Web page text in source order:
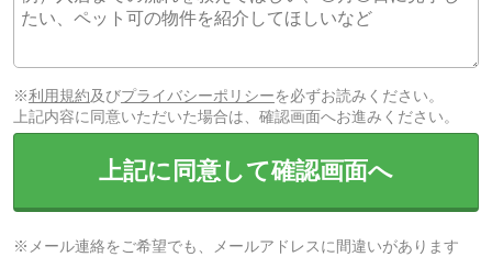
※利用規約及びプライバシーポリシーを必ずお読みください。
上記内容に同意いただいた場合は、確認画面へお進みください。
上記に同意して確認画面へ
※メール連絡をご希望でも、メールアドレスに間違いがあります